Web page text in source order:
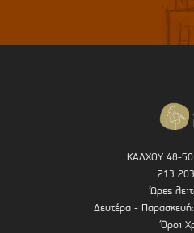
ΚΑΛΧΟΥ 48-50
213
Ώρες
Δευτέρα -
Όροι